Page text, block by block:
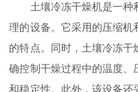
土壤冷冻干燥机是一种
理的设备。它采用的压缩机
的特点。同时，土壤冷冻
确控制干燥过程中的温度、
和稳定性。此外，该设备还